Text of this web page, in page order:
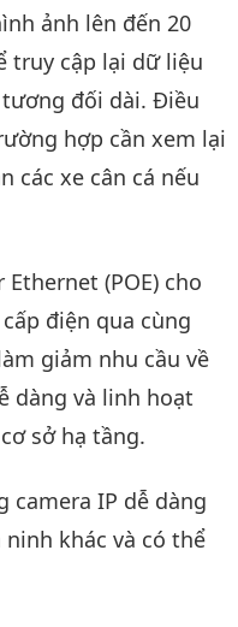
ảnh lên đến 20
truy cập lại dữ liệu
đối dài. Điều
hợp cần xem lại
các xe cân cá nếu
Ethernet (POE) cho
điện qua cùng
giảm nhu cầu về
dàng và linh hoạt
sở hạ tầng.
camera IP dễ dàng
khác và có thể